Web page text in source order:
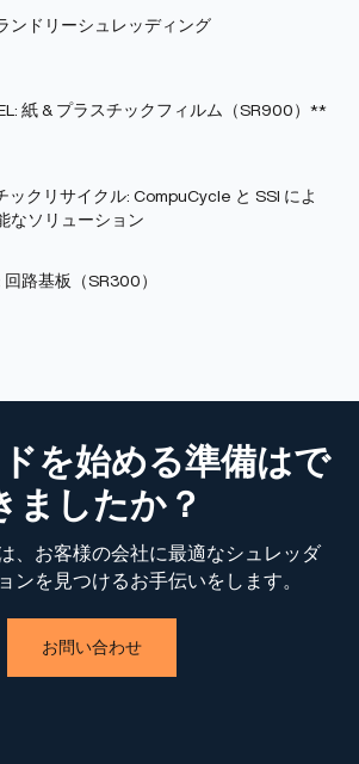
ンドリーシュレッディング
紙 & プラスチックフィルム（SR900）**
ックリサイクル: CompuCycle と SSI によ
なソリューション
回路基板（SR300）
を始める準備はで
ましたか？
、お客様の会社に最適なシュレッダ
ンを見つけるお手伝いをします。
お問い合わせ